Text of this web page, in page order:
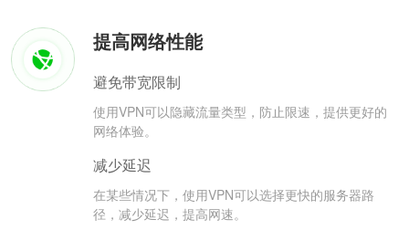
提高网络性能
避免带宽限制
使用VPN可以隐藏流量类型，防止限速，提供更好的
网络体验。
减少延迟
在某些情况下，使用VPN可以选择更快的服务器路
径，减少延迟，提高网速。